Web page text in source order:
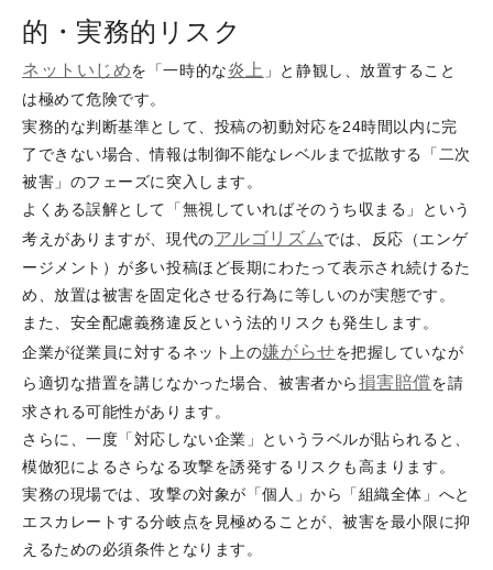
的・実務的リスク
ネットいじめを「一時的な炎上 」と静観し、放置すること
は極めて危険です。
実務的な判断基準として、投稿の初動対応を24時間以内に完
了できない場合、情報は制御不能なレベルまで拡散する「二次
被害」のフェーズに突入します。
よくある誤解として「無視していればそのうち収まる」という
考えがありますが、現代のアルゴリズムでは、反応（エンゲ
ージメント）が多い投稿ほど長期にわたって表示され続けるた
め、放置は被害を固定化させる行為に等しいのが実態です。
また、安全配慮義務違反という法的リスクも発生します。
企業が従業員に対するネット上の嫌がらせを把握していなが
ら適切な措置を講じなかった場合、被害者から損害賠償を請
求される可能性があります。
さらに、一度「対応しない企業」というラベルが貼られると、
模倣犯によるさらなる攻撃を誘発するリスクも高まります。
実務の現場では、攻撃の対象が「個人」から「組織全体」へと
エスカレートする分岐点を見極めることが、被害を最小限に抑
えるための必須条件となります。